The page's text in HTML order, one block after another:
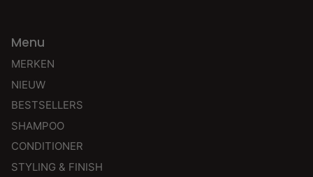
Menu
MERKEN
NIEUW
BESTSELLERS
SHAMPOO
CONDITIONER
STYLING & FINISH